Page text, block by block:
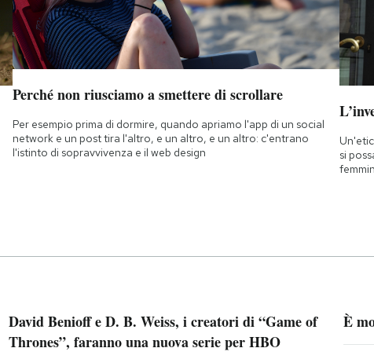
Perché non riusciamo a smettere di scrollare
Per esempio prima di dormire, quando apriamo l'app di un social
network e un post tira l'altro, e un altro, e un altro: c'entrano
l'istinto di sopravvivenza e il web design
si
David Benioff e D. B. Weiss, i creatori di “Game of
Thrones”, faranno una nuova serie per HBO
È